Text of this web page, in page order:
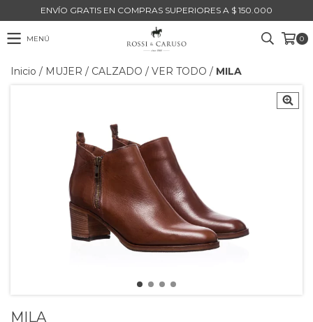
ENVÍO GRATIS EN COMPRAS SUPERIORES A $ 150.000
MENÚ 0
Inicio / MUJER / CALZADO / VER TODO / MILA
MILA